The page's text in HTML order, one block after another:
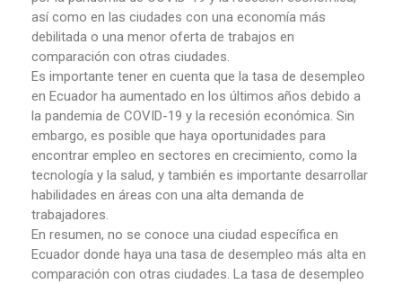
así como en las ciudades con una economía más
debilitada o una menor oferta de trabajos en
comparación con otras ciudades.
Es importante tener en cuenta que la tasa de desempleo
en Ecuador ha aumentado en los últimos años debido a
la pandemia de COVID-19 y la recesión económica. Sin
embargo, es posible que haya oportunidades para
encontrar empleo en sectores en crecimiento, como la
tecnología y la salud, y también es importante desarrollar
habilidades en áreas con una alta demanda de
trabajadores.
En resumen, no se conoce una ciudad específica en
Ecuador donde haya una tasa de desempleo más alta en
comparación con otras ciudades. La tasa de desempleo